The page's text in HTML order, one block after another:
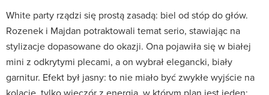
White party rządzi się prostą zasadą: biel od stóp do głów.
Rozenek i Majdan potraktowali temat serio, stawiając na
stylizacje dopasowane do okazji. Ona pojawiła się w białej
mini z odkrytymi plecami, a on wybrał elegancki, biały
garnitur. Efekt był jasny: to nie miało być zwykłe wyjście na